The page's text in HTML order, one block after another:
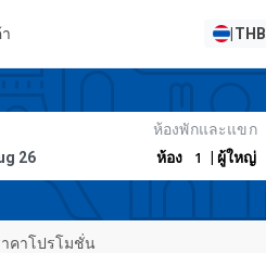
THB
ห้องพักและแขก
ห้อง
1 | ผู้ใหญ่
าคาโปรโมชั่น